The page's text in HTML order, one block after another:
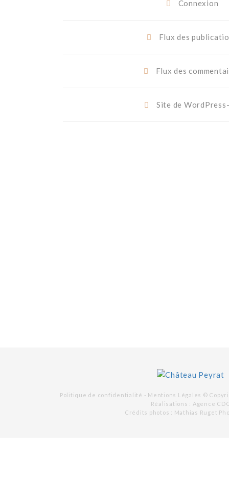
Connexion
Flux des
Flux des
Site de
Politique de confidentialité - Mentions Légales ©
Réalisations : Agence
Crédits photos : Mathias Ruget